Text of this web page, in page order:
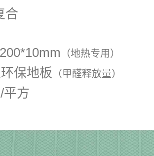
合
（地热专用）
保地板 （甲醛释放量）
平方